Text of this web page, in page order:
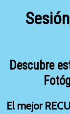
Descubre
El mejor